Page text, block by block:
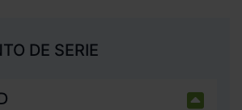
DE SERIE